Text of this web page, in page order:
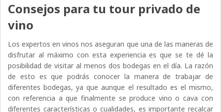
Consejos para tu tour privado de
vino
Los expertos en vinos nos aseguran que una de las maneras de
disfrutar al máximo con esta experiencia es que se te dé la
posibilidad de visitar al menos dos bodegas en el día. La razón
de esto es que podrás conocer la manera de trabajar de
diferentes bodegas, ya que aunque el resultado es el mismo,
con referencia a que finalmente se produce vino o cava con
diferentes características o cualidades, es importante recalcar